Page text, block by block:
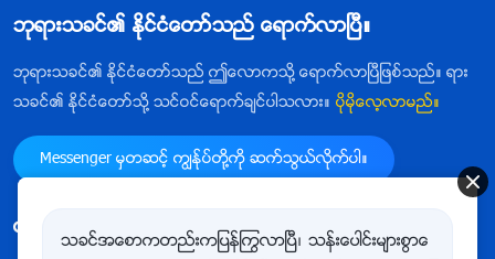
ဘုရားသခင္၏ ႏိုင္ငံေတာ္သည္ ေရာက္လာၿပီ။
ဘုရားသခင္၏ ႏိုင္ငံေတာ္သည္ ဤေလာကသို႔ ေရာက္လာၿပီျဖစ္သည္။ ရား
သခင္၏ ႏိုင္ငံေတာ္သို႔ သင္ဝင္ေရာက္ခ်င္ပါသလား။ ပိုမိုေလ့လာမည္။
Messenger မွတဆင့္ ကြၽန္ုပ္တို႔ကို ဆက္သြယ္လိုက္ပါ။
ကြၽန္ုပ္တို႔ကို follow ျပဳလုပ္ရန္
သခင္အေစာကတည္းကျပန္ႂကြလာၿပီ၊ သန္းေပါင္းမ်ားစြာေ